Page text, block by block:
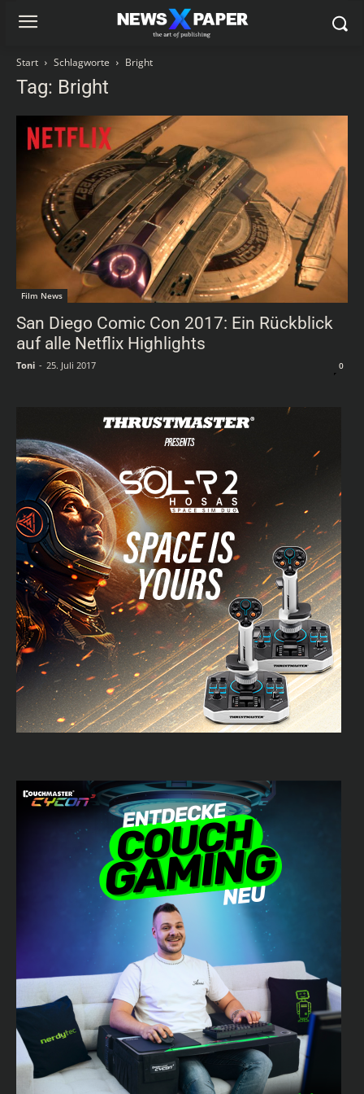
Start Schlagworte Bright
Tag: Bright
Film News
San Diego Comic Con 2017: Ein Rückblick
auf alle Netflix Highlights
Toni - 25. Juli 2017 0